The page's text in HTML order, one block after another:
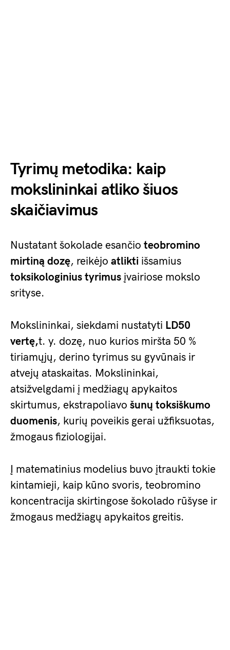
Tyrimų metodika: kaip
mokslininkai atliko šiuos
skaičiavimus
Nustatant šokolade esančio teobromino
mirtiną dozę, reikėjo atlikti išsamius
toksikologinius tyrimus įvairiose mokslo
srityse.
Mokslininkai, siekdami nustatyti LD50
vertę,t. y. dozę, nuo kurios miršta 50 %
tiriamųjų, derino tyrimus su gyvūnais ir
atvejų ataskaitas. Mokslininkai,
atsižvelgdami į medžiagų apykaitos
skirtumus, ekstrapoliavo šunų toksiškumo
duomenis, kurių poveikis gerai užfiksuotas,
žmogaus fiziologijai.
Į matematinius modelius buvo įtraukti tokie
kintamieji, kaip kūno svoris, teobromino
koncentracija skirtingose šokolado rūšyse ir
žmogaus medžiagų apykaitos greitis.